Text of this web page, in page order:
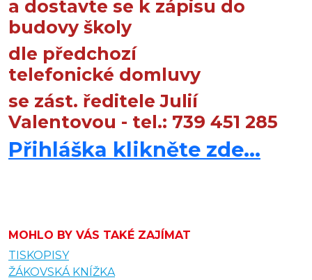
a dostavte se k zápisu do
budovy školy
dle předchozí
telefonické domluvy
se zást. ředitele Julií
Valentovou - tel.: 739 451 285
Přihláška klikněte zde...
MOHLO BY VÁS TAKÉ ZAJÍMAT
TISKOPISY
ŽÁKOVSKÁ KNÍŽKA